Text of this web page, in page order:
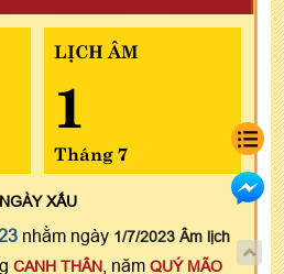
LỊCH ÂM
1
Tháng 7
NGÀYXẤU
nhằm ngày 1/7/2023 Âm lịch
CANH THÂN , năm QUÝ MÃO